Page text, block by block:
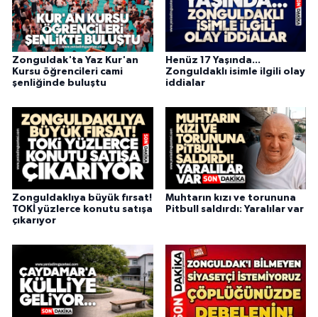
Zonguldak'ta Yaz Kur'an
Kursu öğrencileri cami
şenliğinde buluştu
Henüz 17 Yaşında...
Zonguldaklı isimle ilgili olay
iddialar
Zonguldaklıya büyük fırsat!
TOKİ yüzlerce konutu satışa
çıkarıyor
Muhtarın kızı ve torununa
Pitbull saldırdı: Yaralılar var